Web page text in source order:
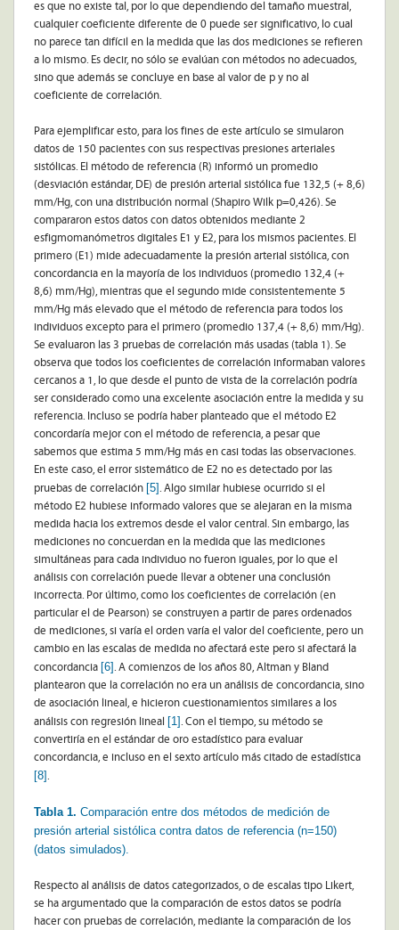
es que no existe tal, por lo que dependiendo del tamaño muestral,
cualquier coeficiente diferente de 0 puede ser significativo, lo cual
no parece tan difícil en la medida que las dos mediciones se refieren
a lo mismo. Es decir, no sólo se evalúan con métodos no adecuados,
sino que además se concluye en base al valor de p y no al
coeficiente de correlación.
Para ejemplificar esto, para los fines de este artículo se simularon
datos de 150 pacientes con sus respectivas presiones arteriales
sistólicas. El método de referencia (R) informó un promedio
(desviación estándar, DE) de presión arterial sistólica fue 132,5 (+ 8,6)
mm/Hg, con una distribución normal (Shapiro Wilk p=0,426). Se
compararon estos datos con datos obtenidos mediante 2
esfigmomanómetros digitales E1 y E2, para los mismos pacientes. El
primero (E1) mide adecuadamente la presión arterial sistólica, con
concordancia en la mayoría de los individuos (promedio 132,4 (+
8,6) mm/Hg), mientras que el segundo mide consistentemente 5
mm/Hg más elevado que el método de referencia para todos los
individuos excepto para el primero (promedio 137,4 (+ 8,6) mm/Hg).
Se evaluaron las 3 pruebas de correlación más usadas (tabla 1). Se
observa que todos los coeficientes de correlación informaban valores
cercanos a 1, lo que desde el punto de vista de la correlación podría
ser considerado como una excelente asociación entre la medida y su
referencia. Incluso se podría haber planteado que el método E2
concordaría mejor con el método de referencia, a pesar que
sabemos que estima 5 mm/Hg más en casi todas las observaciones.
En este caso, el error sistemático de E2 no es detectado por las
pruebas de correlación [5]. Algo similar hubiese ocurrido si el
método E2 hubiese informado valores que se alejaran en la misma
medida hacia los extremos desde el valor central. Sin embargo, las
mediciones no concuerdan en la medida que las mediciones
simultáneas para cada individuo no fueron iguales, por lo que el
análisis con correlación puede llevar a obtener una conclusión
incorrecta. Por último, como los coeficientes de correlación (en
particular el de Pearson) se construyen a partir de pares ordenados
de mediciones, si varía el orden varía el valor del coeficiente, pero un
cambio en las escalas de medida no afectará este pero si afectará la
concordancia [6]. A comienzos de los años 80, Altman y Bland
plantearon que la correlación no era un análisis de concordancia, sino
de asociación lineal, e hicieron cuestionamientos similares a los
análisis con regresión lineal
[1]. Con el tiempo, su método se
convertiría en el estándar de oro estadístico para evaluar
concordancia, e incluso en el sexto artículo más citado de estadística
[8].
Tabla 1. Comparación entre dos métodos de medición de
presión arterial sistólica contra datos de referencia (n=150)
(datos simulados).
Respecto al análisis de datos categorizados, o de escalas tipo Likert,
se ha argumentado que la comparación de estos datos se podría
hacer con pruebas de correlación, mediante la comparación de los